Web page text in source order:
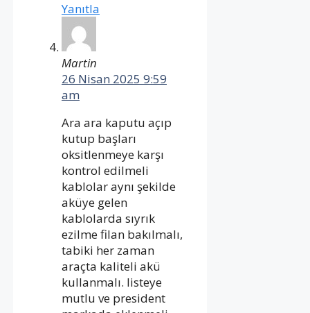
Yanıtla
Martin
26 Nisan 2025 9:59
am
Ara ara kaputu açıp
kutup başları
oksitlenmeye karşı
kontrol edilmeli
kablolar aynı şekilde
aküye gelen
kablolarda sıyrık
ezilme filan bakılmalı,
tabiki her zaman
araçta kaliteli akü
kullanmalı. listeye
mutlu ve president